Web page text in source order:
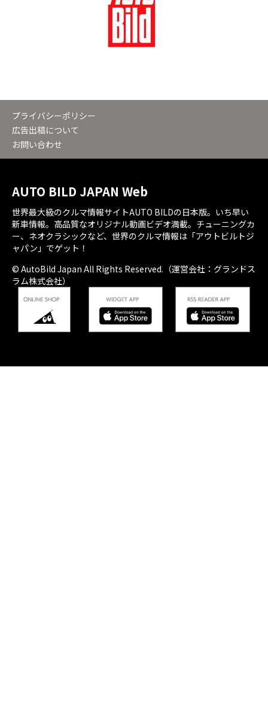
プライバシーポリシー
広告出稿について
お問い合わせ
AUTO BILD JAPAN Web
世界最大級のクルマ情報サイトAUTO BILDの日本版。いち早い
新車情報。高品質なオリジナル動画ビデオ満載。チューニングカ
ー、ネオクラシックなど、世界のクルマ情報は「アウトビルトジ
ャパン」でゲット！
© AutoBild Japan All Rights Reserved.（運営会社：グランドス
ラム株式会社）